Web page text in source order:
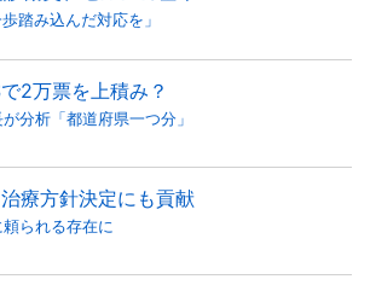
踏み込んだ対応を」
2万票を上積み？
分析「都道府県一つ分」
療方針決定にも貢献
られる存在に